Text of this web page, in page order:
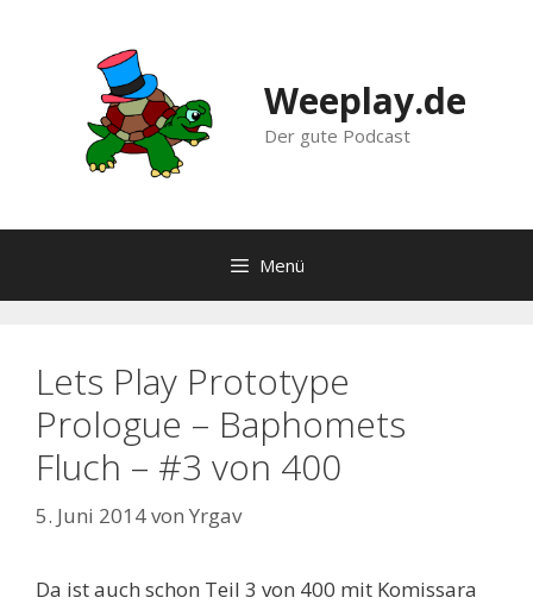
Weeplay.de
Der gute Podcast
Menü
Lets Play Prototype
Prologue – Baphomets
Fluch – #3 von 400
5. Juni 2014von Yrgav
Da ist auch schon Teil 3 von 400 mit Komissara